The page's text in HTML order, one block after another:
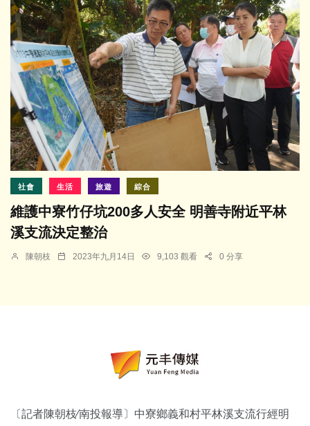
社會 生活 旅遊 綜合
維護中寮竹仔坑200多人安全 明善寺附近平林
溪支流決定整治
陳朝枝 2023年九月14日 9,103 觀看 0 分享
〔記者陳朝枝∕南投報導〕中寮鄉義和村平林溪支流行經明